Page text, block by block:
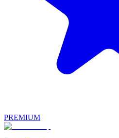
PREMIUM